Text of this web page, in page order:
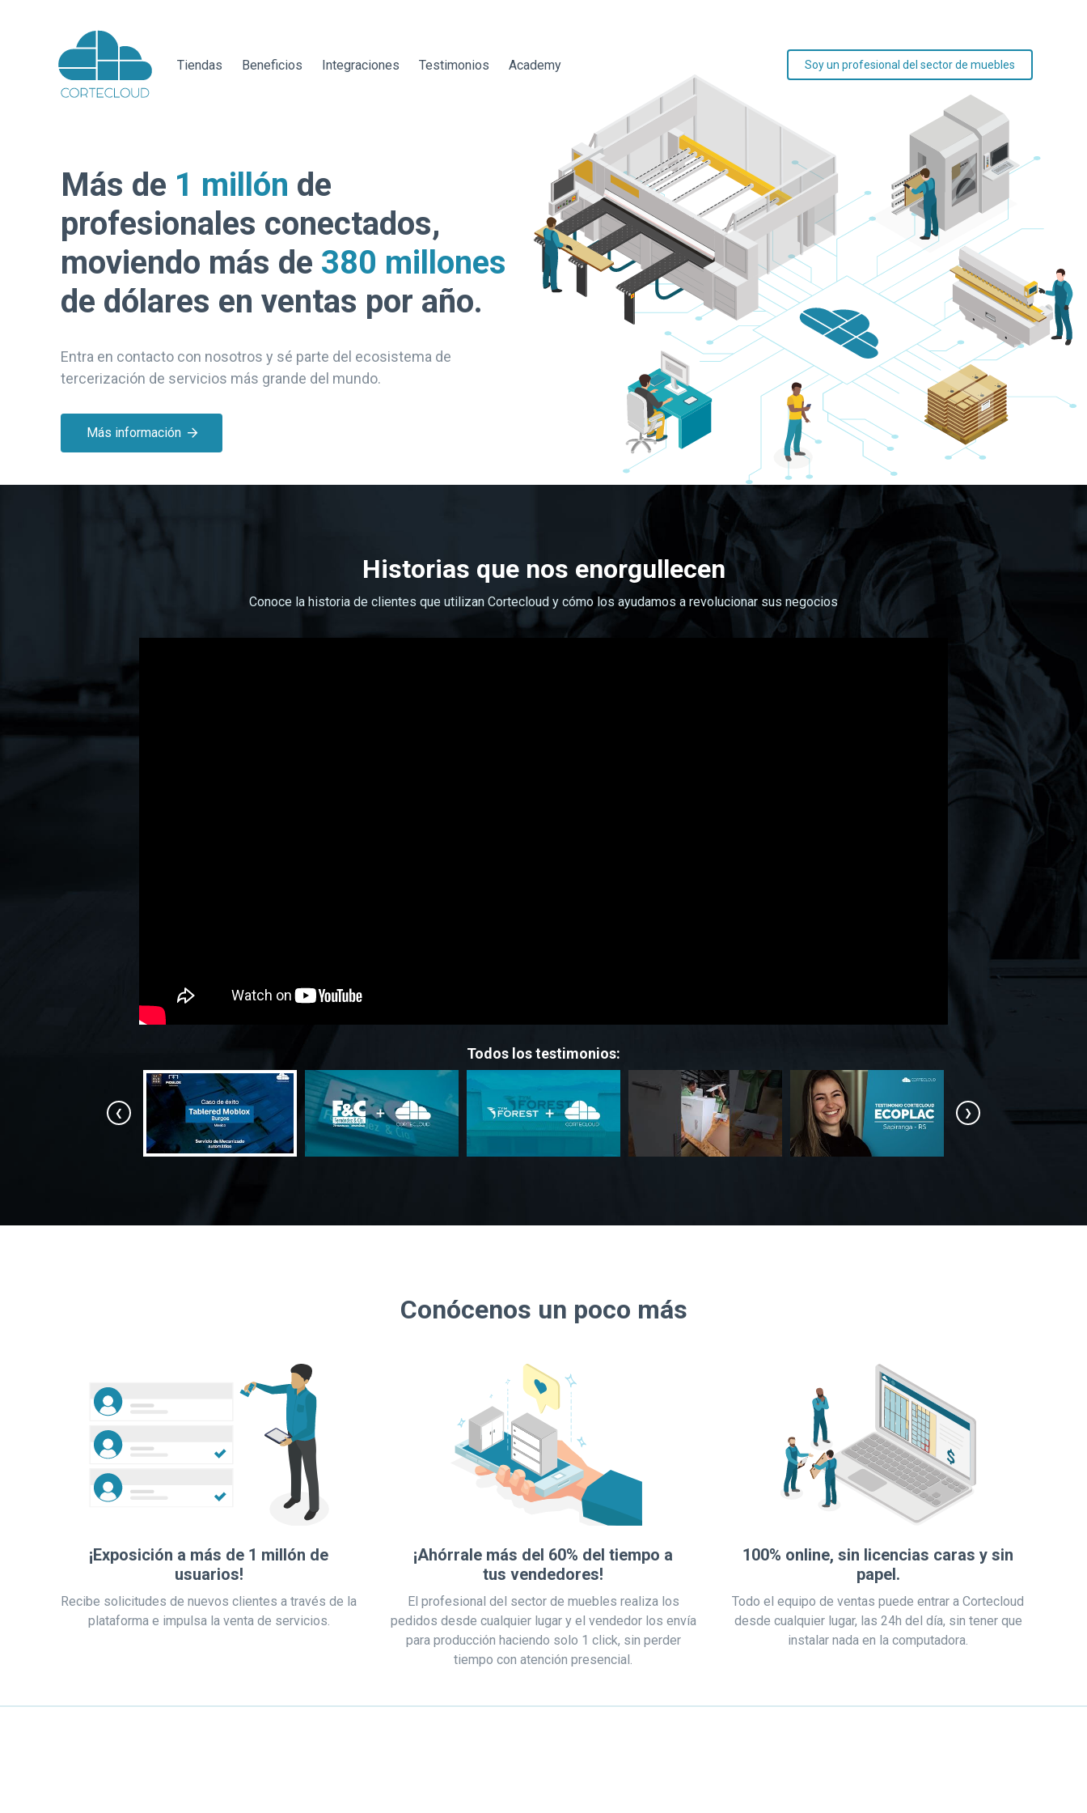
Tiendas Beneficios Integraciones Testimonios Academy Soy un profesional del sector de muebles
Más de 1 millón de
profesionales conectados,
moviendo más de 380 millones
de dólares en ventas por año.
Entra en contacto con nosotros y sé parte del ecosistema de
tercerización de servicios más grande del mundo.
Más información
Historias que nos enorgullecen
Conoce la historia de clientes que utilizan Cortecloud y cómo los ayudamos a revolucionar sus negocios
Todos los testimonios:
Conócenos un poco más
¡Exposición a más de 1 millón de
usuarios!
Recibe solicitudes de nuevos clientes a través de la
plataforma e impulsa la venta de servicios.
¡Ahórrale más del 60% del tiempo a
tus vendedores!
El profesional del sector de muebles realiza los
pedidos desde cualquier lugar y el vendedor los envía
para producción haciendo solo 1 click, sin perder
tiempo con atención presencial.
100% online, sin licencias caras y sin
papel.
Todo el equipo de ventas puede entrar a Cortecloud
desde cualquier lugar, las 24h del día, sin tener que
instalar nada en la computadora.